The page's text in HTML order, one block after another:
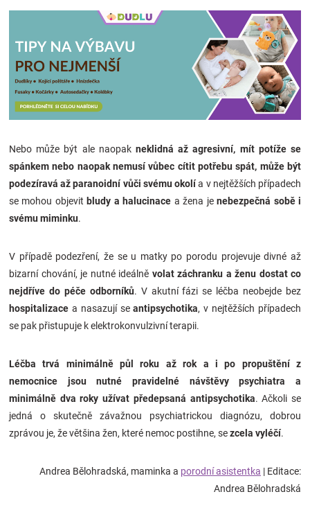
Nebo může být ale naopak neklidná až agresivní, mít potíže se
spánkem nebo naopak nemusí vůbec cítit potřebu spát, může být
podezíravá až paranoidní vůči svému okolía v nejtěžších případech
se mohou objevit bludy a halucinace a žena jenebezpečná sobě i
svému miminku.
V případě podezření, že se u matky po porodu projevuje divné až
bizarní chování, je nutné ideálně volat záchranku a ženu dostat co
nejdříve do péče odborníků. V akutní fázi se léčba neobejde bez
hospitalizace a nasazují seantipsychotika, v nejtěžších případech
se pak přistupuje k elektrokonvulzivní terapii.
Léčba trvá
minimálně půl roku až rok a i po propuštění z
nemocnice jsou nutné pravidelné návštěvy psychiatra a
minimálně dva roky užívat předepsaná antipsychotika. Ačkoli se
jedná o skutečně závažnou psychiatrickou diagnózu, dobrou
zprávou je, že většina žen, které nemoc postihne, sezcela vyléčí.
Andrea Bělohradská, maminka a porodní asistentka | Editace:
Andrea Bělohradská